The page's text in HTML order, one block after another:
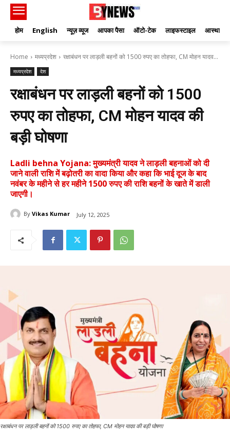
होम English न्यूज़ व्यूज आपका पैसा ऑटो-टेक लाइफस्टाइल आस्था
Home मध्यप्रदेश रक्षाबंधन पर लाड़ली बहनों को 1500 रुपए का तोहफा, CM मोहन यादव...
मध्यप्रदेश देश
रक्षाबंधन पर लाड़ली बहनों को 1500
रुपए का तोहफा, CM मोहन यादव की
बड़ी घोषणा
Ladli behna Yojana: मुख्यमंत्री यादव ने लाड़ली बहनाओं को दी
जाने वाली राशि में बढ़ोतरी का वादा किया और कहा कि भाई दूज के बाद
नवंबर के महीने से हर महीने 1500 रुपए की राशि बहनों के खाते में डाली
जाएगी।
By Vikas Kumar July 12, 2025
रक्षाबंधन पर लाड़ली बहनों को 1500 रुपए का तोहफा, CM मोहन यादव की बड़ी घोषणा